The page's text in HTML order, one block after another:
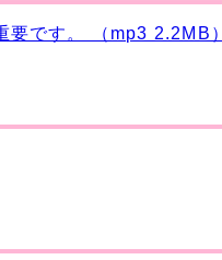
です。 （mp3 2.2MB）